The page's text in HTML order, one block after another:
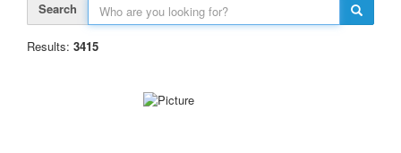
Search
Results: 3415